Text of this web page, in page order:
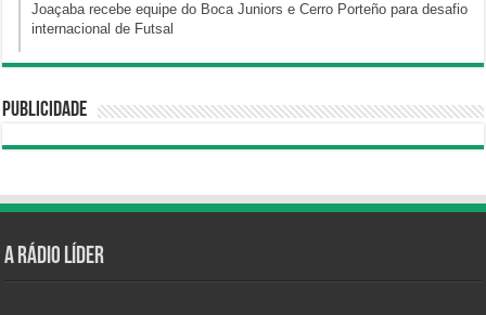
Joaçaba recebe equipe do Boca Juniors e Cerro Porteño para desafio
internacional de Futsal
Publicidade
A Rádio Líder